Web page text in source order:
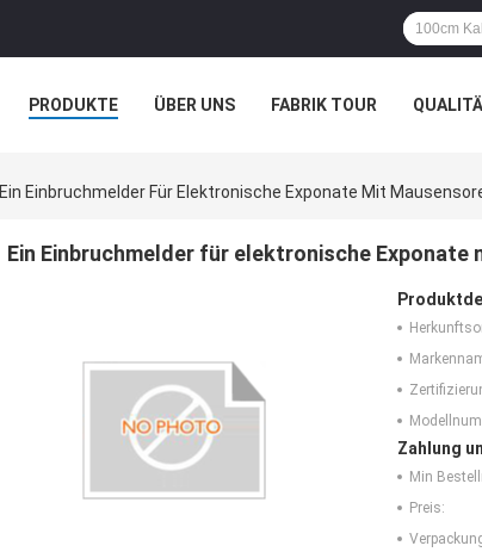
PRODUKTE ÜBER UNS FABRIK TOUR
Ein Einbruchmelder Für Elektronische Exponate Mit
Ein Einbruchmelder für elektronische Exponate
Zahlung
Min
Preis: